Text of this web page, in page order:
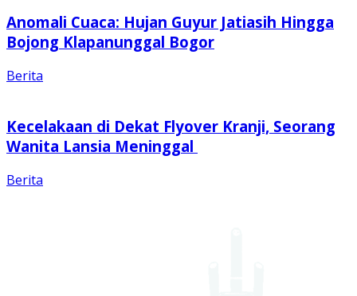
Anomali Cuaca: Hujan Guyur Jatiasih Hingga
Bojong Klapanunggal Bogor
Berita
Kecelakaan di Dekat Flyover Kranji, Seorang
Wanita Lansia Meninggal
Berita